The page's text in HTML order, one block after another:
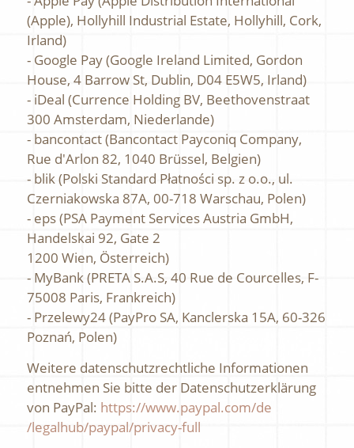
(Apple), Hollyhill Industrial Estate, Hollyhill, Cork,
Irland)
- Google Pay (Google Ireland Limited, Gordon
House, 4 Barrow St, Dublin, D04 E5W5, Irland)
- iDeal (Currence Holding BV, Beethovenstraat
300 Amsterdam, Niederlande)
- bancontact (Bancontact Payconiq Company,
Rue d'Arlon 82, 1040 Brüssel, Belgien)
- blik (Polski Standard Płatności sp. z o.o., ul.
Czerniakowska 87A, 00-718 Warschau, Polen)
- eps (PSA Payment Services Austria GmbH,
Handelskai 92, Gate 2
1200 Wien, Österreich)
- MyBank (PRETA S.A.S, 40 Rue de Courcelles, F-
75008 Paris, Frankreich)
- Przelewy24 (PayPro SA, Kanclerska 15A, 60-326
Poznań, Polen)
Weitere datenschutzrechtliche Informationen
entnehmen Sie bitte der Datenschutzerklärung
von PayPal: https://www.paypal.com/de
/legalhub/paypal/privacy-full